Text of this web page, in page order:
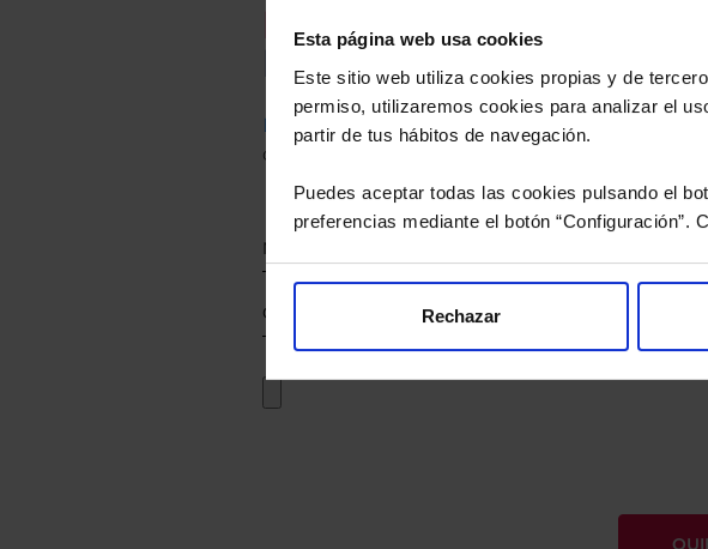
Esta página web usa cookies
Este sitio web utiliza cookies propias y de
permiso, utilizaremos cookies para analizar el
partir de tus hábitos de navegación.
Puedes aceptar todas las cookies pulsando el
preferencias mediante el botón “Configuración”.
Rechazar
Recomendado.
Le hacemos un
Descárguese el archivo
e indíquenos los
de sus alternativas de Clases Limpias con las